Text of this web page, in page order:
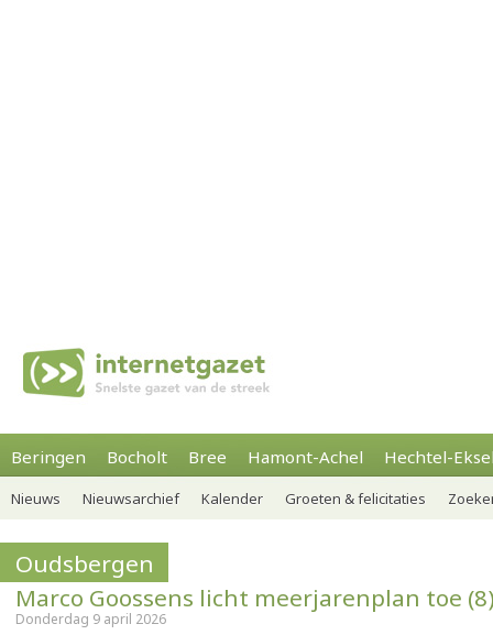
Beringen Bocholt Bree Hamont-Achel Hechtel-
Nieuws Nieuwsarchief Kalender Groeten & felicitaties
Oudsbergen
Marco Goossens licht meerjarenplan toe
Donderdag 9 april 2026